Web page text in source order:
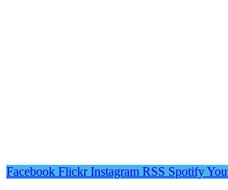
Facebook Flickr Instagram RSS Spotify